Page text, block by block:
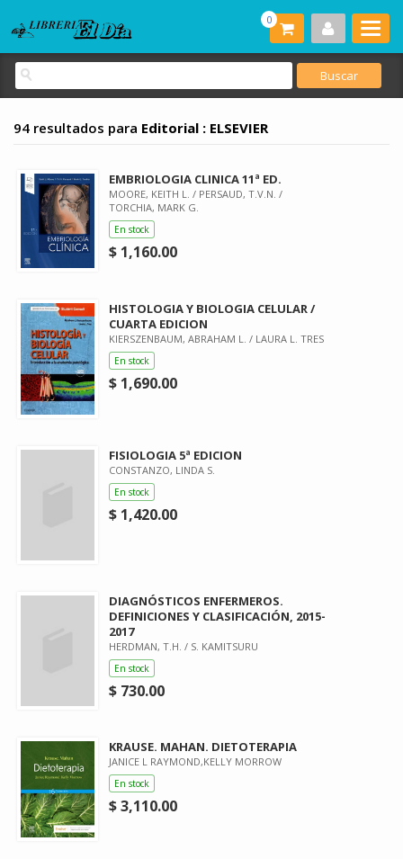
0
94 resultados para Editorial : ELSEVIER
EMBRIOLOGIA CLINICA 11ª ED.
MOORE, KEITH L. / PERSAUD, T.V.N. /
TORCHIA, MARK G.
En stock
$ 1,160.00
HISTOLOGIA Y BIOLOGIA CELULAR /
CUARTA EDICION
KIERSZENBAUM, ABRAHAM L. / LAURA L. TRES
En stock
$ 1,690.00
FISIOLOGIA 5ª EDICION
CONSTANZO, LINDA S.
En stock
$ 1,420.00
DIAGNÓSTICOS ENFERMEROS.
DEFINICIONES Y CLASIFICACIÓN, 2015-
2017
HERDMAN, T.H. / S. KAMITSURU
En stock
$ 730.00
KRAUSE. MAHAN. DIETOTERAPIA
JANICE L RAYMOND,KELLY MORROW
En stock
$ 3,110.00